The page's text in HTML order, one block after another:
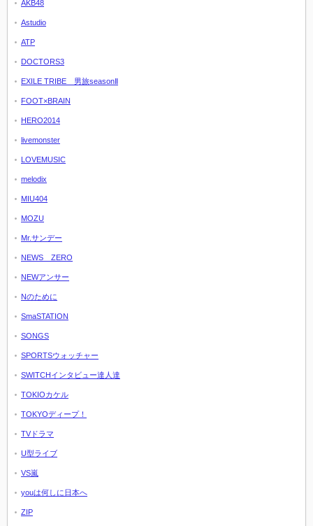
AKB48
Astudio
ATP
DOCTORS3
EXILE TRIBE 男旅seasonⅡ
FOOT×BRAIN
HERO2014
livemonster
LOVEMUSIC
melodix
MIU404
MOZU
Mr.サンデー
NEWS ZERO
NEWアンサー
Nのために
SmaSTATION
SONGS
SPORTSウォッチャー
SWITCHインタビュー達人達
TOKIOカケル
TOKYOディープ！
TVドラマ
U型ライブ
VS嵐
youは何しに日本へ
ZIP